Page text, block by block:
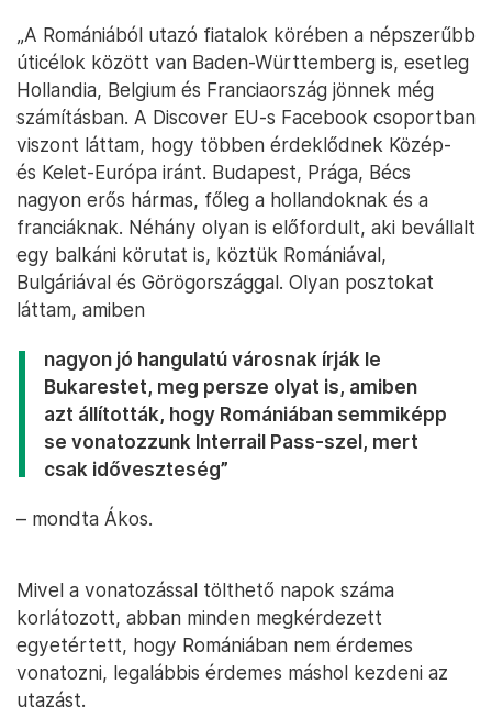
„A Romániából utazó fiatalok körében a népszerűbb
úticélok között van Baden-Württemberg is, esetleg
Hollandia, Belgium és Franciaország jönnek még
számításban. A Discover EU-s Facebook csoportban
viszont láttam, hogy többen érdeklődnek Közép-
és Kelet-Európa iránt. Budapest, Prága, Bécs
nagyon erős hármas, főleg a hollandoknak és a
franciáknak. Néhány olyan is előfordult, aki bevállalt
egy balkáni körutat is, köztük Romániával,
Bulgáriával és Görögországgal. Olyan posztokat
láttam, amiben
nagyon jó hangulatú városnak írják le
Bukarestet, meg persze olyat is, amiben
azt állították, hogy Romániában semmiképp
se vonatozzunk Interrail Pass-szel, mert
csak időveszteség”
– mondta Ákos.
Mivel a vonatozással tölthető napok száma
korlátozott, abban minden megkérdezett
egyetértett, hogy Romániában nem érdemes
vonatozni, legalábbis érdemes máshol kezdeni az
utazást.